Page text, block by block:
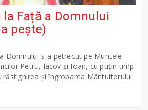
Față a Domnului
peşte)
Domnului s-a petrecut pe Muntele
Petru, Iacov și Ioan, cu puțin timp
și îngroparea Mântuitorului